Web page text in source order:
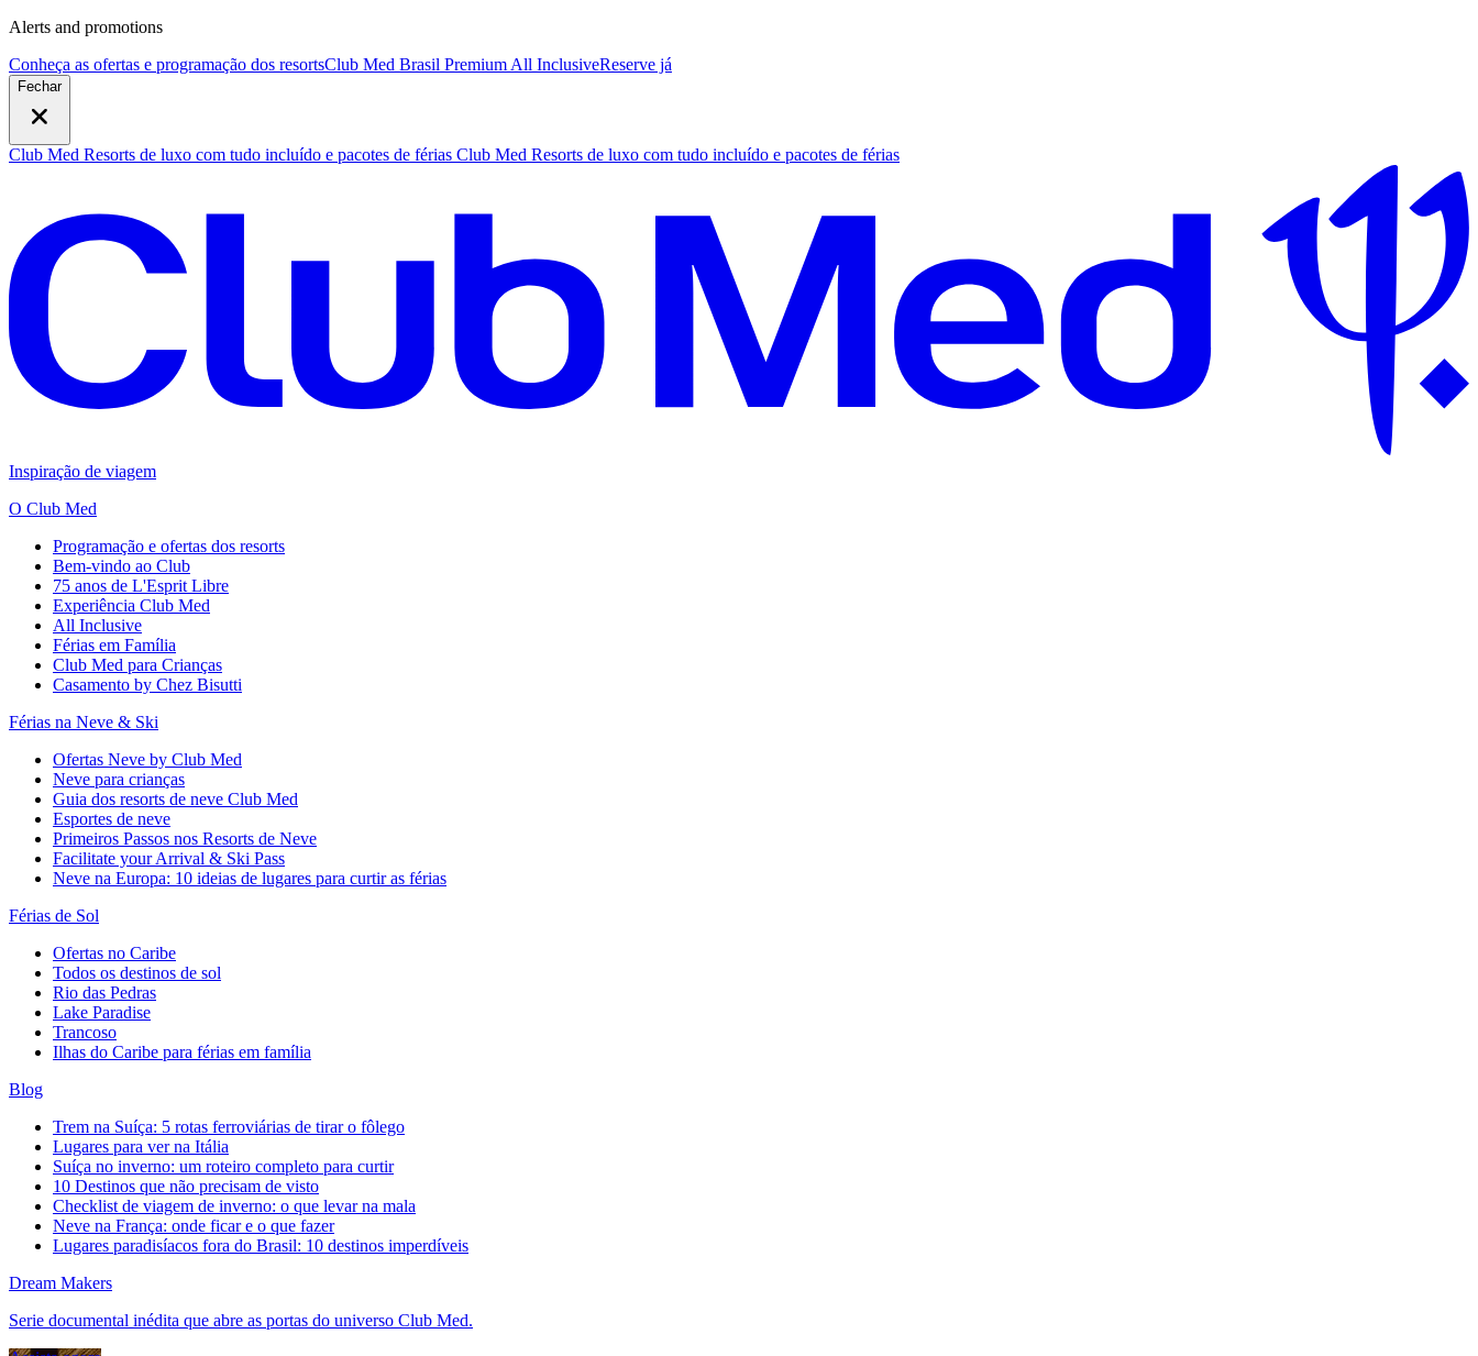
Alerts and promotions
Conheça as ofertas e programação dos resortsClub Med Brasil Premium All InclusiveReserve já
Fechar
Club Med Resorts de luxo com tudo incluído e pacotes de férias Club Med Resorts de luxo com tudo incluído e pacotes de férias
Inspiração de viagem
O Club Med
Programação e ofertas dos resorts
Bem-vindo ao Club
75 anos de L'Esprit Libre
Experiência Club Med
All Inclusive
Férias em Família
Club Med para Crianças
Casamento by Chez Bisutti
Férias na Neve & Ski
Ofertas Neve by Club Med
Neve para crianças
Guia dos resorts de neve Club Med
Esportes de neve
Primeiros Passos nos Resorts de Neve
Facilitate your Arrival & Ski Pass
Neve na Europa: 10 ideias de lugares para curtir as férias
Férias de Sol
Ofertas no Caribe
Todos os destinos de sol
Rio das Pedras
Lake Paradise
Trancoso
Ilhas do Caribe para férias em família
Blog
Trem na Suíça: 5 rotas ferroviárias de tirar o fôlego
Lugares para ver na Itália
Suíça no inverno: um roteiro completo para curtir
10 Destinos que não precisam de visto
Checklist de viagem de inverno: o que levar na mala
Neve na França: onde ficar e o que fazer
Lugares paradisíacos fora do Brasil: 10 destinos imperdíveis
Dream Makers
Serie documental inédita que abre as portas do universo Club Med.